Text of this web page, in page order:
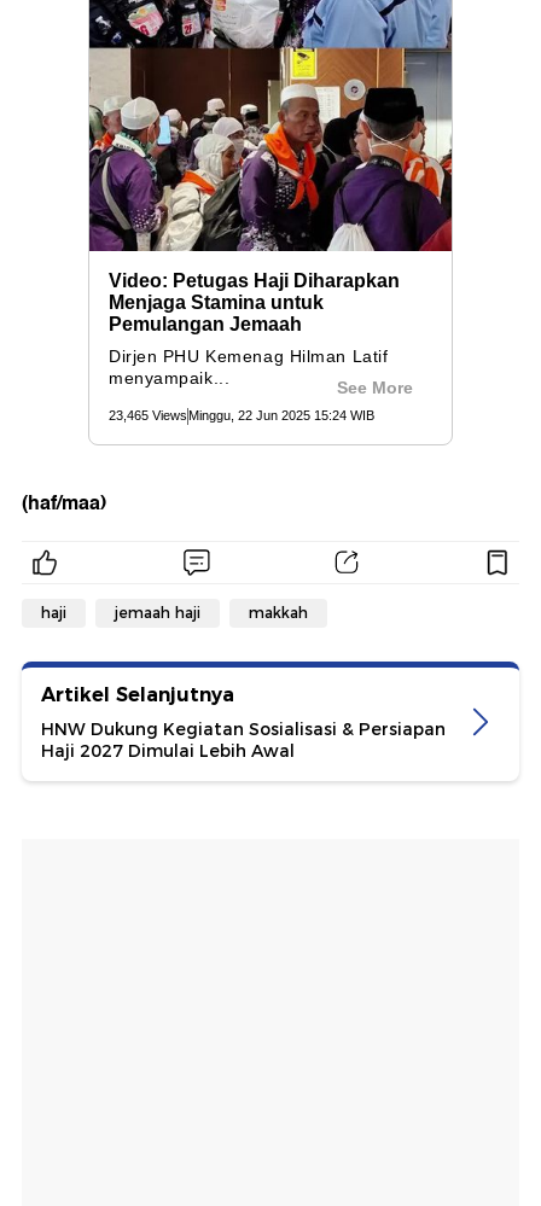
(haf/maa)
haji jemaah haji makkah
Artikel Selanjutnya
HNW Dukung Kegiatan Sosialisasi & Persiapan
Haji 2027 Dimulai Lebih Awal